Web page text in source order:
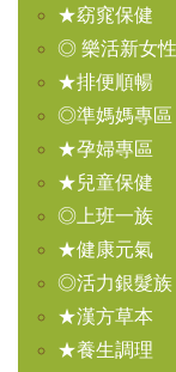
★窈窕保健
◎ 樂活新女性
★排便順暢
◎準媽媽專區
★孕婦專區
★兒童保健
◎上班一族
★健康元氣
◎活力銀髮族
★漢方草本
★養生調理